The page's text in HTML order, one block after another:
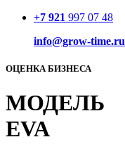
+7 921 997 07 48
info@grow-time.ru
ОЦЕНКА БИЗНЕСА
МОДЕЛЬ
EVA